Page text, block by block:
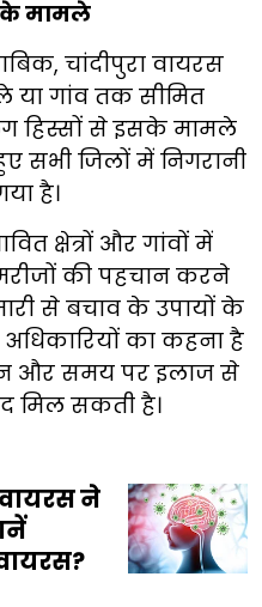
के मामले
चांदीपुरा वायरस
गांव तक सीमित
हिस्सों से इसके मामले
सभी जिलों में निगरानी
है।
क्षेत्रों और गांवों में
की पहचान करने
से बचाव के उपायों के
का कहना है
और समय पर इलाज से
मिल सकती है।
ने